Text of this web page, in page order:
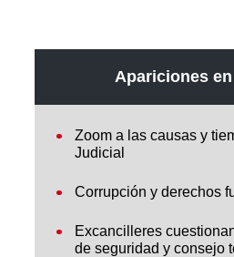
Apariciones
Zoom a las causas y
Judicial
Corrupción y derechos
Excancilleres
de seguridad y consejo